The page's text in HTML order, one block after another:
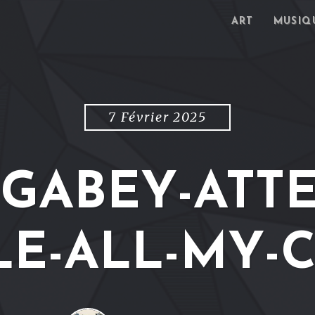
ART
7 Février 2025
ALL-MY-